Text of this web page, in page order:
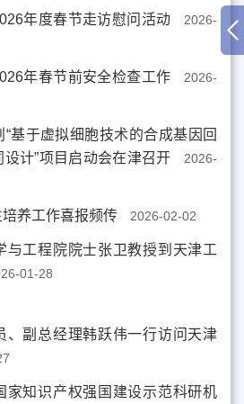
年度春节走访慰问活动
2026-
年春节前安全检查工作
2026-
“基于虚拟细胞技术的合成基因回
计”项目启动会在津召开
2026-
养工作喜报频传 2026-02-02
与工程院院士张卫教授到天津工
01-28
、副总经理韩跃伟一行访问天津
家知识产权强国建设示范科研机